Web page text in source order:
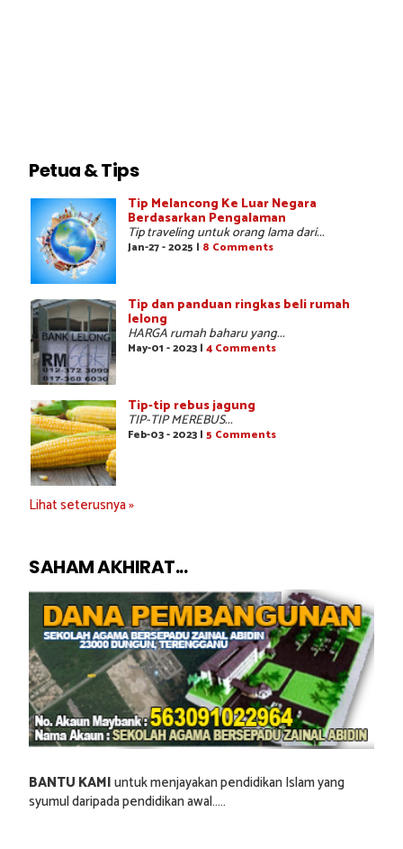
Petua & Tips
Tip Melancong Ke Luar Negara
Berdasarkan Pengalaman
Tip traveling untuk orang lama dari...
Jan-27 - 2025 | 8 Comments
Tip dan panduan ringkas beli rumah
lelong
HARGA rumah baharu yang...
May-01 - 2023 | 4 Comments
Tip-tip rebus jagung
TIP-TIP MEREBUS...
Feb-03 - 2023 | 5 Comments
Lihat seterusnya »
SAHAM AKHIRAT...
BANTU KAMIuntuk menjayakan pendidikan Islam yang
syumul daripada pendidikan awal.....